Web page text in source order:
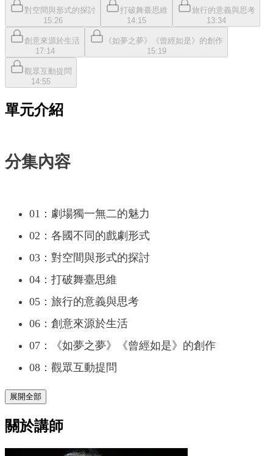
對空間與形式的探討
15:26
打破舞臺思維
14:15
旅行的意義與思考
13:34
創意來源於生活
17:14
《如夢之夢》《曾經如是》的創作
15:19
觀眾互動提問
14:55
單元介紹
分集內容
01：劇場獨一無二的魅力
02：各國不同的戲劇形式
03：對空間與形式的探討
04：打破舞臺思維
05：旅行的意義與思考
06：創意來源於生活
07：《如夢之夢》《曾經如是》的創作
08：觀眾互動提問
展開全部
關於講師